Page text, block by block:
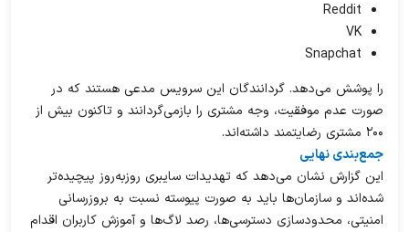
Reddit
VK
Snapchat
را پوشش می‌دهد. گردانندگان این سرویس مدعی هستند که در
صورت عدم موفقیت، وجه مشتری را بازمی‌گردانند و تاکنون بیش از
۲۰۰ مشتری رضایتمند داشته‌اند.
جمع‌بندی نهایی
این گزارش نشان می‌دهد که تهدیدات سایبری روزبه‌روز پیچیده‌تر
شده‌اند و سازمان‌ها باید به صورت پیوسته نسبت به بروزرسانی
امنیتی، محدودسازی دسترسی‌ها، رصد لاگ‌ها و آموزش کاربران اقدام